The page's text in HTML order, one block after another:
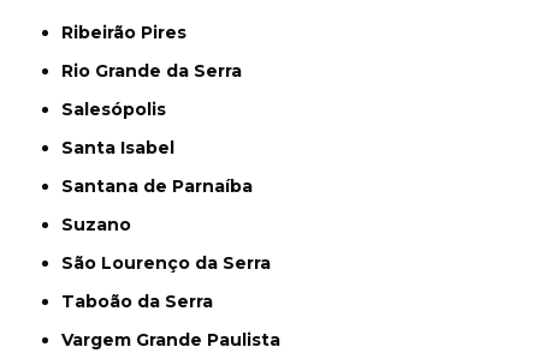
Ribeirão Pires
Rio Grande da Serra
Salesópolis
Santa Isabel
Santana de Parnaíba
Suzano
São Lourenço da Serra
Taboão da Serra
Vargem Grande Paulista